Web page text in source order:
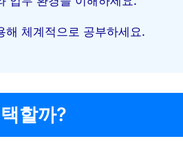
해 체계적으로 공부하세요.
할까?